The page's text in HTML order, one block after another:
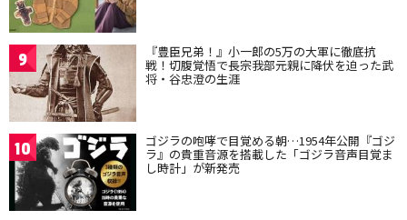
9 『豊臣兄弟！』小一郎の5万の大軍に徹底抗
戦！切腹覚悟で長宗我部元親に降伏を迫った武
将・谷忠澄の生涯
10 ゴジラの咆哮で目覚める朝…1954年公開『ゴジ
ラ』の貴重音源を搭載した「ゴジラ音声目覚ま
し時計」が新発売